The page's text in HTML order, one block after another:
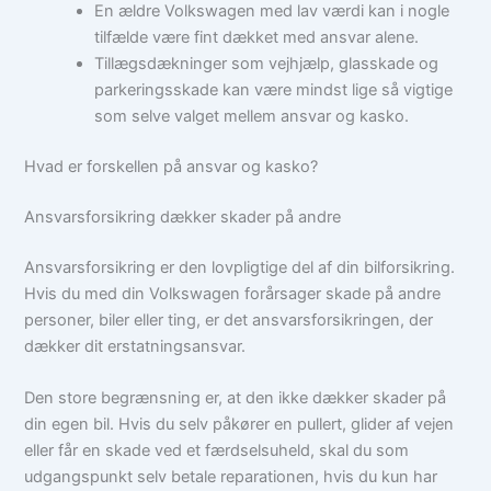
En ældre Volkswagen med lav værdi kan i nogle
tilfælde være fint dækket med ansvar alene.
Tillægsdækninger som vejhjælp, glasskade og
parkeringsskade kan være mindst lige så vigtige
som selve valget mellem ansvar og kasko.
Hvad er forskellen på ansvar og kasko?
Ansvarsforsikring dækker skader på andre
Ansvarsforsikring er den lovpligtige del af din bilforsikring.
Hvis du med din Volkswagen forårsager skade på andre
personer, biler eller ting, er det ansvarsforsikringen, der
dækker dit erstatningsansvar.
Den store begrænsning er, at den ikke dækker skader på
din egen bil. Hvis du selv påkører en pullert, glider af vejen
eller får en skade ved et færdselsuheld, skal du som
udgangspunkt selv betale reparationen, hvis du kun har